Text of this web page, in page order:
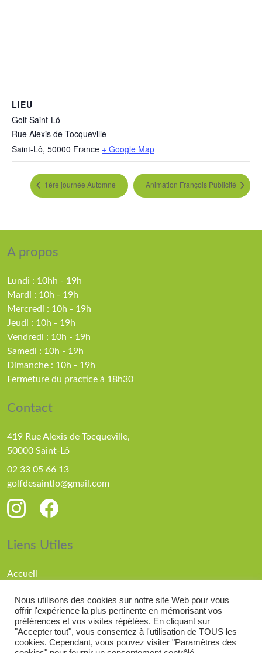
LIEU
Golf Saint-Lô
Rue Alexis de Tocqueville
Saint-Lô, 50000 France + Google Map
1ére journée Automne Animation François Publicité
A propos
Lundi : 10hh - 19h
Mardi : 10h - 19h
Mercredi : 10h - 19h
Jeudi : 10h - 19h
Vendredi : 10h - 19h
Samedi : 10h - 19h
Dimanche : 10h - 19h
Fermeture du practice à 18h30
Contact
419 Rue Alexis de Tocqueville,
50000 Saint-Lô
02 33 05 66 13
golfdesaintlo@gmail.com
Liens Utiles
Accueil
Compétitions
Actualités
Nous utilisons des cookies sur notre site Web pour vous
offrir l'expérience la plus pertinente en mémorisant vos
préférences et vos visites répétées. En cliquant sur
"Accepter tout", vous consentez à l'utilisation de TOUS les
cookies. Cependant, vous pouvez visiter "Paramètres des